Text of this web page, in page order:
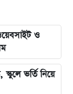
ও
ভর্তি নিয়ে